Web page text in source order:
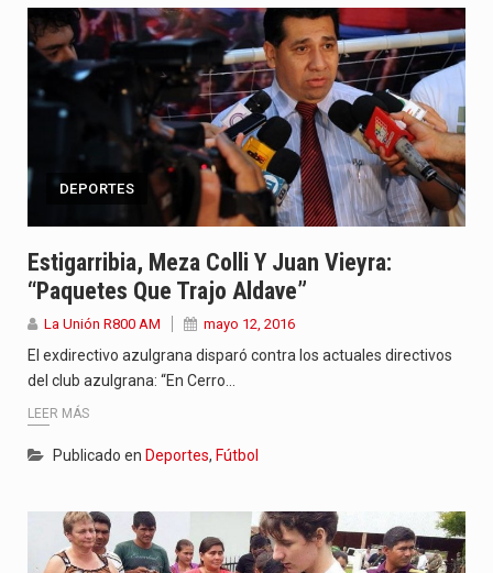
DEPORTES
Estigarribia, Meza Colli Y Juan Vieyra:
“Paquetes Que Trajo Aldave”
La Unión R800 AM mayo 12, 2016
El exdirectivo azulgrana disparó contra los actuales directivos
del club azulgrana: “En Cerro…
LEER MÁS
Publicado en Deportes, Fútbol